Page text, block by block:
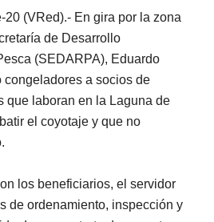
20 (VRed).- En gira por la zona
de Desarrollo
(SEDARPA), Eduardo
a socios de
que laboran en la Laguna de
el coyotaje y que no
los beneficiarios, el servidor
de ordenamiento, inspección y